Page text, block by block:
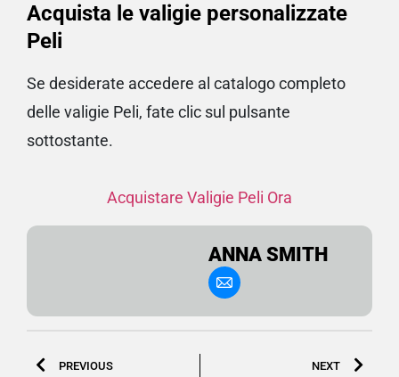
Acquista le valigie personalizzate
Peli
Se desiderate accedere al catalogo completo
delle valigie Peli, fate clic sul pulsante
sottostante.
Acquistare Valigie Peli Ora
ANNA SMITH
PREVIOUS NEXT